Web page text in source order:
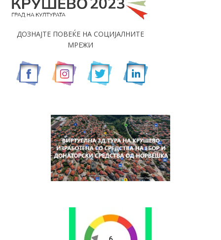
ДОЗНАЈТЕ ПОВЕЌЕ НА СОЦИЈАЛНИТЕ
МРЕЖИ